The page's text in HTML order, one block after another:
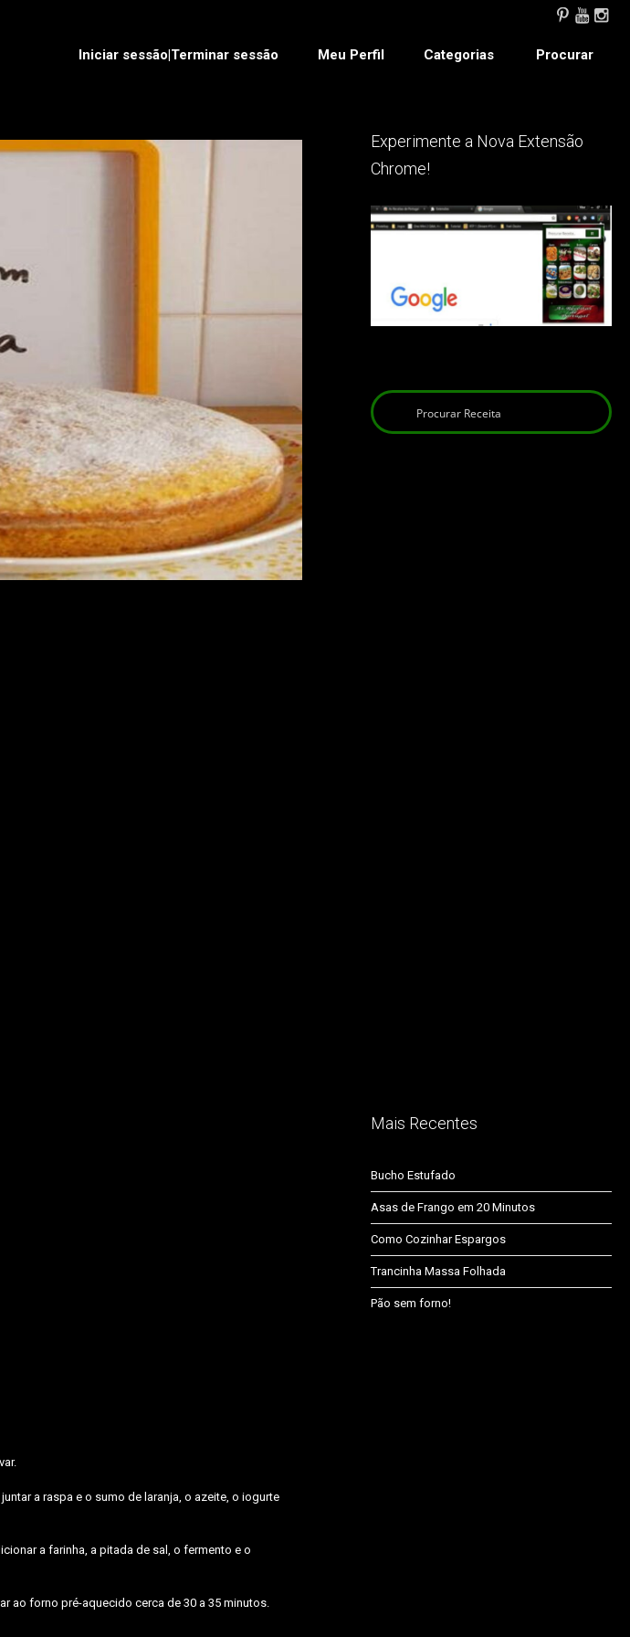
Iniciar sessão|Terminar sessão Meu Perfil Categorias Procurar
a raspa e o sumo de laranja, o azeite, o iogurte
a farinha, a pitada de sal, o fermento e o
ao forno pré-aquecido cerca de 30 a 35 minutos.
Experimente a Nova Extensão
Chrome!
Mais Recentes
Bucho Estufado
Asas de Frango em 20 Minutos
Como Cozinhar Espargos
Trancinha Massa Folhada
Pão sem forno!